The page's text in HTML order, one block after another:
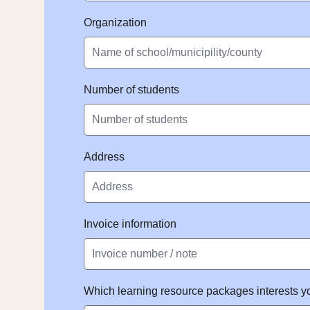
Organization
Number of students
Address
Invoice information
Which learning resource packages interests